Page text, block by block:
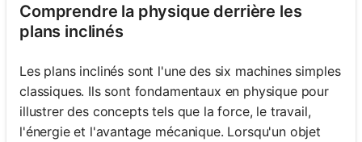
Comprendre la physique derrière les
plans inclinés
Les plans inclinés sont l'une des six machines simples
classiques. Ils sont fondamentaux en physique pour
illustrer des concepts tels que la force, le travail,
l'énergie et l'avantage mécanique. Lorsqu'un objet